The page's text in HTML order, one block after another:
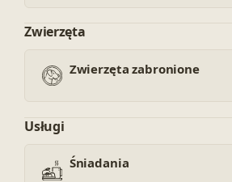
Zwierzęta
Zwierzęta zabronione
Usługi
Śniadania